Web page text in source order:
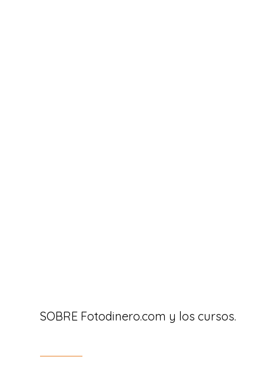
SOBRE Fotodinero.com y los cursos.